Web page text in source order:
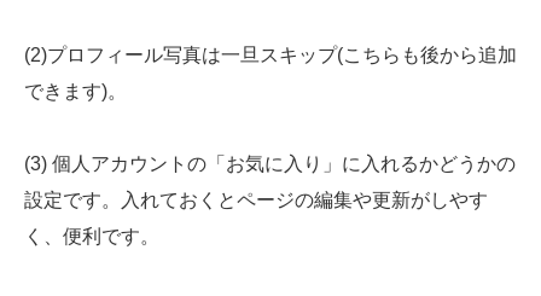
(2)プロフィール写真は一旦スキップ(こちらも後から追加
できます)。
(3) 個人アカウントの「お気に入り」に入れるかどうかの
設定です。入れておくとページの編集や更新がしやす
く、便利です。